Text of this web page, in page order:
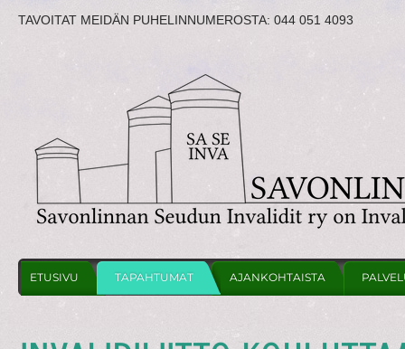
TAVOITAT MEIDÄN PUHELINNUMEROSTA: 044 051 4093
ETUSIVU TAPAHTUMAT AJANKOHTAISTA